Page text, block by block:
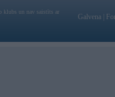
klubs un nav saistīts ar
Galvena